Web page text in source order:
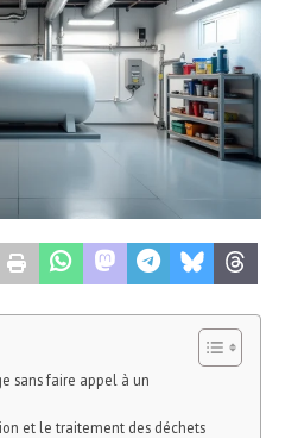
sans faire appel à un
et le traitement des déchets